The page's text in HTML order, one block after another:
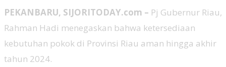
PEKANBARU, SIJORITODAY.com – Pj Gubernur Riau,
Rahman Hadi menegaskan bahwa ketersediaan
kebutuhan pokok di Provinsi Riau aman hingga akhir
tahun 2024.